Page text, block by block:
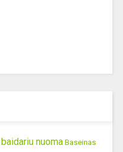
baidariu nuoma Baseinas